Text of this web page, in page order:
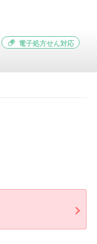
電子処方せん対応